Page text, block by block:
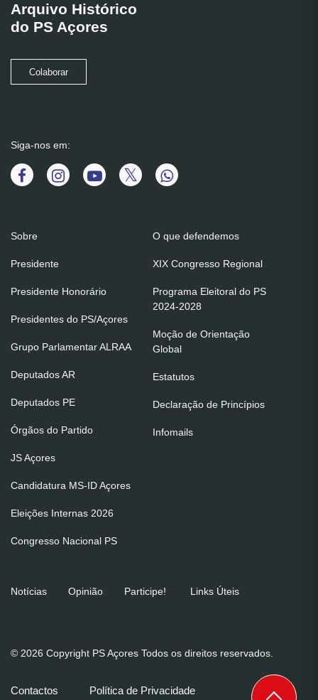
Arquivo Histórico
do PS Açores
Colaborar
Siga-nos em:
Sobre
Presidente
Presidente Honorário
Presidentes do PS/Açores
Grupo Parlamentar ALRAA
Deputados AR
Deputados PE
Órgãos do Partido
JS Açores
Candidatura MS-ID Açores
Eleições Internas 2026
Congresso Nacional PS
O que defendemos
XIX Congresso Regional
Programa Eleitoral do PS
2024-2028
Moção de Orientação
Global
Estatutos
Declaração de Princípios
Infomails
Notícias Opinião Participe! Links Úteis
© 2026 Copyright PS Açores Todos os direitos reservados.
Contactos Política de Privacidade